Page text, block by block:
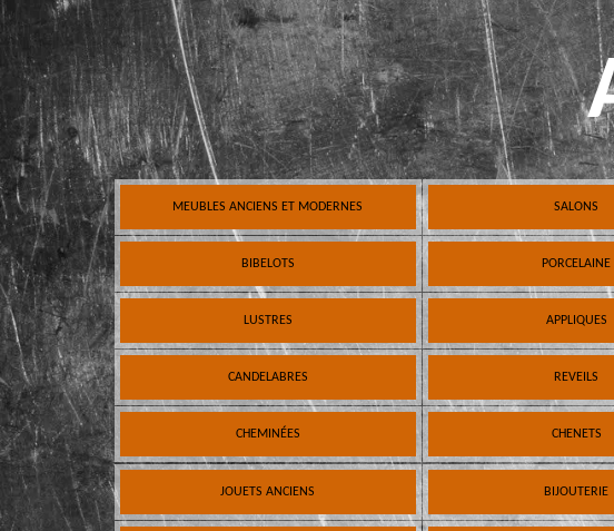
MEUBLES ANCIENS ET MODERNES SALONS
BIBELOTS PORCELAINE
LUSTRES APPLIQUES
CANDELABRES REVEILS
CHEMINÉES CHENETS
JOUETS ANCIENS BIJOUTERIE